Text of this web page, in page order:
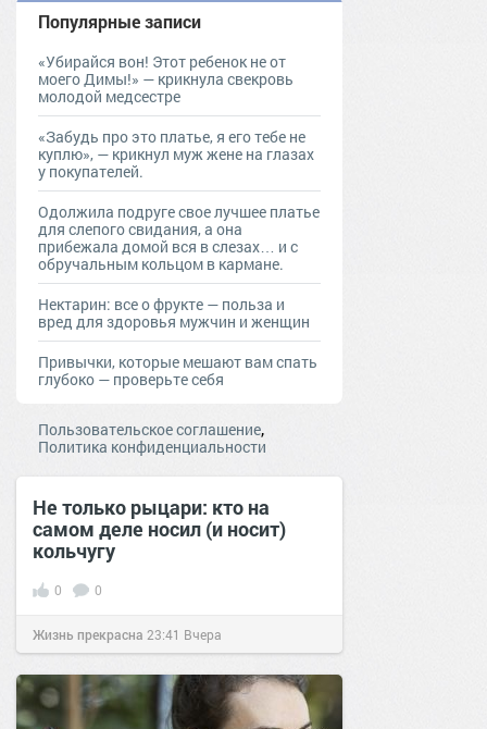
Популярные записи
«Убирайся вон! Этот ребенок не от
моего Димы!» — крикнула свекровь
молодой медсестре
«Забудь про это платье, я его тебе не
куплю», — крикнул муж жене на глазах
у покупателей.
Одолжила подруге свое лучшее платье
для слепого свидания, а она
прибежала домой вся в слезах… и с
обручальным кольцом в кармане.
Нектарин: все о фрукте — польза и
вред для здоровья мужчин и женщин
Привычки, которые мешают вам спать
глубоко — проверьте себя
Пользовательское соглашение,
Политика конфиденциальности
Не только рыцари: кто на
самом деле носил (и носит)
кольчугу
0 0
Жизнь прекрасна 23:41 Вчера